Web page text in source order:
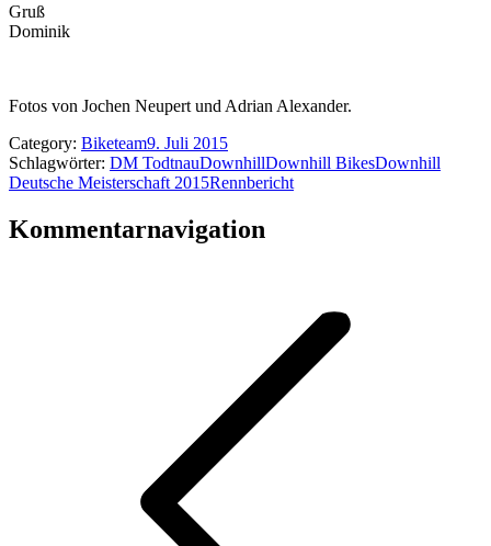
Gruß
Dominik
Fotos von Jochen Neupert und Adrian Alexander.
Category: Biketeam9. Juli 2015
Schlagwörter: DM TodtnauDownhillDownhill BikesDownhill
Deutsche Meisterschaft 2015Rennbericht
Kommentarnavigation